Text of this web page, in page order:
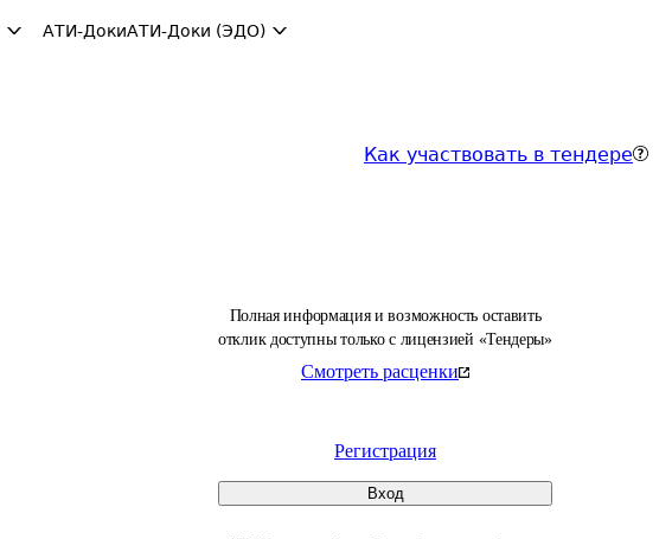
АТИ-ДокиАТИ-Доки (ЭДО)
Как участвовать в тендере
Полная информация и возможность оставить
отклик доступны только с лицензией «Тендеры»
Смотреть расценки
Регистрация
Вход